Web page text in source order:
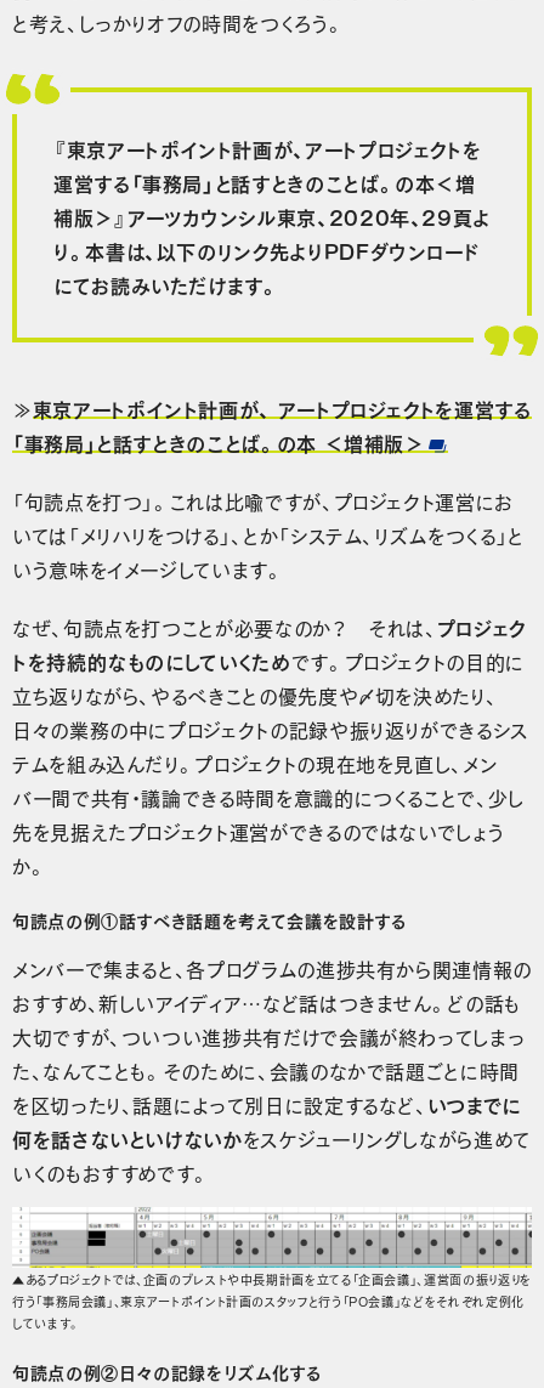
と考え、しっかりオフの時間をつくろう。
『東京アートポイント計画が、アートプロジェクトを
運営する「事務局」と話すときのことば。の本＜増
補版＞』アーツカウンシル東京、2020年、29頁よ
り。本書は、以下のリンク先よりPDFダウンロード
にてお読みいただけます。
≫東京アートポイント計画が、 アートプロジェクトを運営する
「事務局」と話すときのことば。の本 ＜増補版＞
「句読点を打つ」。これは比喩ですが、プロジェクト運営にお
いては「メリハリをつける」、とか「システム、リズムをつくる」と
いう意味をイメージしています。
なぜ、句読点を打つことが必要なのか？ それは、 プロジェク
トを持続的なものにしていくためです。プロジェクトの目的に
立ち返りながら、やるべきことの優先度や〆切を決めたり、
日々の業務の中にプロジェクトの記録や振り返りができるシス
テムを組み込んだり。プロジェクトの現在地を見直し、メン
バー間で共有・議論できる時間を意識的につくることで、少し
先を見据えたプロジェクト運営ができるのではないでしょう
か。
句読点の例①話すべき話題を考えて会議を設計する
メンバーで集まると、各プログラムの進捗共有から関連情報の
おすすめ、新しいアイディア…など話はつきません。どの話も
大切ですが、ついつい進捗共有だけで会議が終わってしまっ
た、なんてことも。そのために、会議のなかで話題ごとに時間
を区切ったり、話題によって別日に設定するなど、 いつまでに
何を話さないといけないかをスケジューリングしながら進めて
いくのもおすすめです。
▲あるプロジェクトでは、企画のブレストや中長期計画を立てる「企画会議」、運営面の振り返りを
行う「事務局会議」、東京アートポイント計画のスタッフと行う「PO会議」などをそれぞれ定例化
しています。
句読点の例②日々の記録をリズム化する